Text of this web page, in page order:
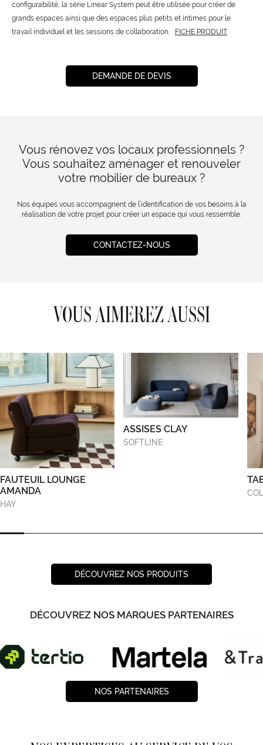
configurabilité, la série Linear System peut être utilisée pour créer de
grands espaces ainsi que des espaces plus petits et intimes pour le
travail individuel et les sessions de collaboration.
FICHE PRODUIT
DEMANDE DE DEVIS
Vous rénovez vos locaux professionnels ?
Vous souhaitez aménager et renouveler
votre mobilier de bureaux ?
Nos équipes vous accompagnent de l’identification de vos besoins à la
réalisation de votre projet pour créer un espace qui vous ressemble.
CONTACTEZ-NOUS
VOUS AIMEREZ AUSSI
FAUTEUIL LOUNGE
AMANDA
HAY
ASSISES CLAY
SOFTLINE
DÉCOUVREZ NOS PRODUITS
DÉCOUVREZ NOS MARQUES PARTENAIRES
NOS PARTENAIRES